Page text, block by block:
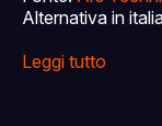
Alternativa in
Leggi tutto